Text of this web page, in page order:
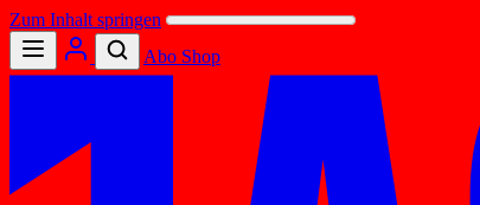
Zum Inhalt springen
Abo Shop